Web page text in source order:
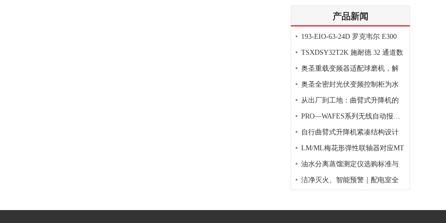
产品新闻
• 193-EIO-63-24D 罗克韦尔 E300
• TSXDSY32T2K 施耐德 32 通道数
• 奥圣重载变频器适配球磨机，解
• 奥圣全密封光伏变频控制柜为水
• 从出厂到工地：曲臂式升降机的
• PRO—WAFES系列无线自动报警灭
• 自行曲臂式升降机紧凑结构设计
• LM/ML梅花形弹性联轴器对应MT
• 油水分离蒸馏测定仪选购标准与
• 洁净灭火、智能预警｜配电室全